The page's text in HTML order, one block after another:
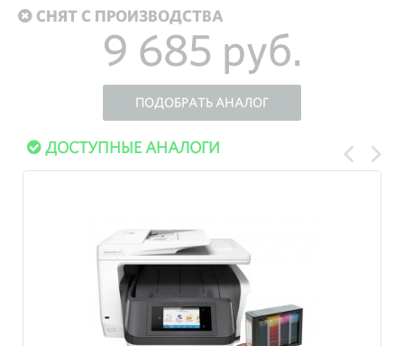
СНЯТ С ПРОИЗВОДСТВА
9 685 руб.
ПОДОБРАТЬ АНАЛОГ
ДОСТУПНЫЕ АНАЛОГИ